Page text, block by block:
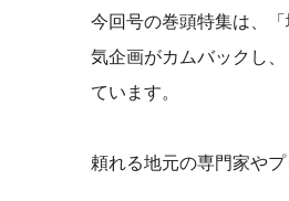
今回号の巻頭特集は、
気企画がカムバックし、
ています。
頼れる地元の専門家や